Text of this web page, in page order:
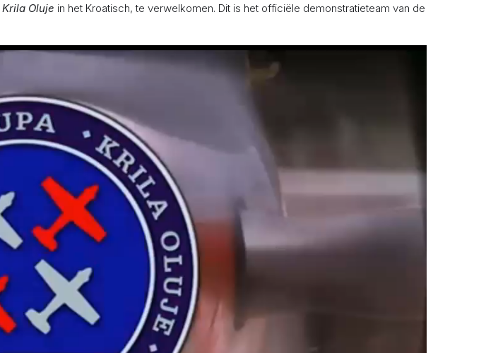
Krila Oluje in het Kroatisch, te verwelkomen. Dit is het officiële demonstratieteam van de